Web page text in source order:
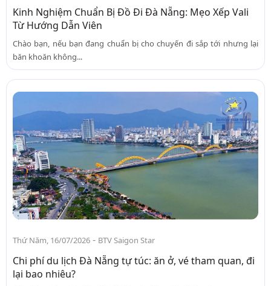
Kinh Nghiệm Chuẩn Bị Đồ Đi Đà Nẵng: Mẹo Xếp Vali
Từ Hướng Dẫn Viên
Chào bạn, nếu bạn đang chuẩn bị cho chuyến đi sắp tới nhưng lại
băn khoăn không...
Thứ Năm, 16/07/2026 - BTV Saigon Star
Chi phí du lịch Đà Nẵng tự túc: ăn ở, vé tham quan, đi
lại bao nhiêu?